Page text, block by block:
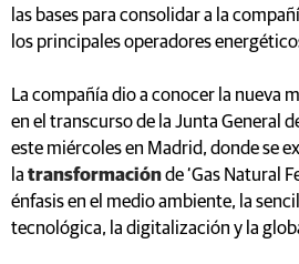
las bases para consolidar a la
los principales operadores
La compañía dio a conocer la nueva
en el transcurso de la Junta General
este miércoles en Madrid, donde se
la transformaciónde ‘Gas Natural
énfasis en el medio ambiente, la
tecnológica, la digitalización y la